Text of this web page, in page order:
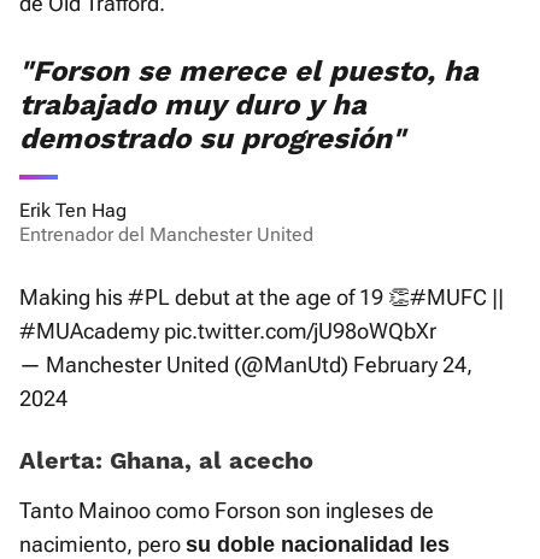
"Forson se merece el puesto, ha
trabajado muy duro y ha
demostrado su progresión"
Erik Ten Hag
Entrenador del Manchester United
Making his#PL debut at the age of 19 👏#MUFC ||
#MUAcademy pic.twitter.com/jU98oWQbXr
— Manchester United (@ManUtd) February 24,
2024
Alerta: Ghana, al acecho
Tanto Mainoo como Forson son ingleses de
nacimiento, pero su doble nacionalidad les